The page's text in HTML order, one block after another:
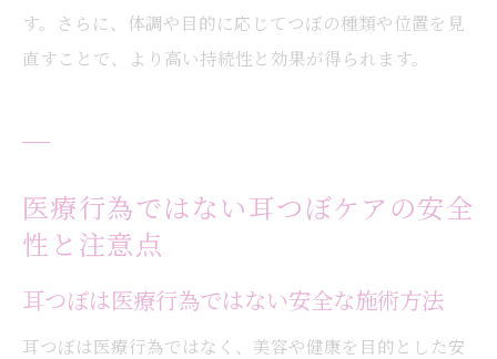
す。さらに、体調や目的に応じてつぼの種類や位置を見
直すことで、より高い持続性と効果が得られます。
医療行為ではない耳つぼケアの安全
性と注意点
耳つぼは医療行為ではない安全な施術方法
耳つぼは医療行為ではなく、美容や健康を目的とした安